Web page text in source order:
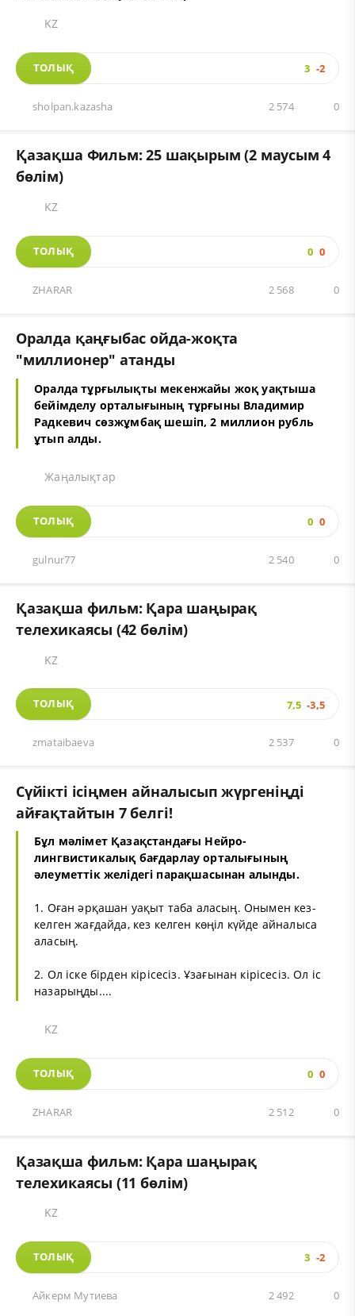
KZ
ТОЛЫҚ 3 -2
sholpan.kazasha 0
2 574
Қазақша Фильм: 25 шақырым (2 маусым 4
бөлім)
KZ
ТОЛЫҚ 0 0
ZHARAR 0
2 568
Оралда қаңғыбас ойда-жоқта
"миллионер" атанды
Оралда тұрғылықты мекенжайы жоқ уақтыша
бейімделу орталығының тұрғыны Владимир
Радкевич сөзжұмбақ шешіп, 2 миллион рубль
ұтып алды.
Жаңалықтар
ТОЛЫҚ 0 0
gulnur77 0
2 540
Қазақша фильм: Қара шаңырақ
телехикаясы (42 бөлім)
KZ
ТОЛЫҚ 7,5 -3,5
zmataibaeva 0
2 537
Сүйікті ісіңмен айналысып жүргеніңді
айғақтайтын 7 белгі!
Бұл мәлімет Қазақстандағы Нейро-
лингвистикалық бағдарлау орталығының
әлеуметтік желідегі парақшасынан алынды.
1. Оған әрқашан уақыт таба аласың. Онымен кез-
келген жағдайда, кез келген көңіл күйде айналыса
аласың.
2. Ол іске бірден кірісесіз. Ұзағынан кірісесіз. Ол іс
назарыңды....
KZ
ТОЛЫҚ 0 0
ZHARAR 0
2 512
Қазақша фильм: Қара шаңырақ
телехикаясы (11 бөлім)
KZ
ТОЛЫҚ 3 -2
Айкерм Мутиева 0
2 492